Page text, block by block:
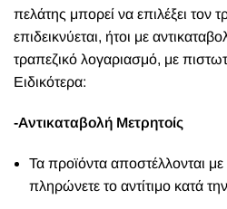
πελάτης μπορεί να επιλέξει
επιδεικνύεται, ήτοι με
τραπεζικό λογαριασμό, με
Ειδικότερα:
-Αντικαταβολή Μετρητοίς
Τα προϊόντα αποστέλλονται με
πληρώνετε το αντίτιμο κατά